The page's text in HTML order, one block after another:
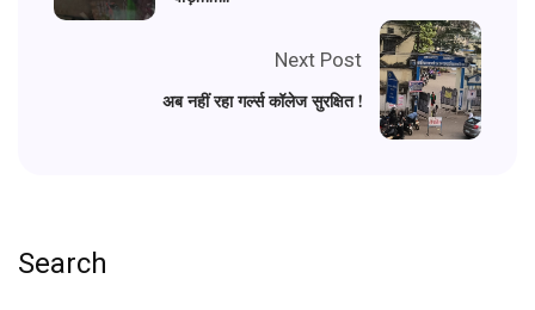
Next Post
अब नहीं रहा गर्ल्स कॉलेज सुरक्षित !
Search